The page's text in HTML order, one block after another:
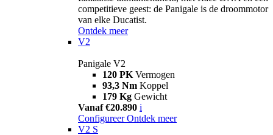
competitieve geest: de Panigale is de droommotor
van elke Ducatist.
Ontdek meer
V2
Panigale V2
120 PK Vermogen
93,3 Nm Koppel
179 Kg Gewicht
Vanaf €20.890 i
Configureer Ontdek meer
V2 S